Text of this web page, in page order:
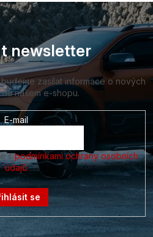
newsletter
zasílat informace o nových
našem e-shopu.
E-mail
spodmínkami ochrany osobních
údajů
se